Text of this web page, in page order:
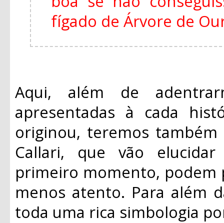
fígado de Árvore de
Aqui, além de
apresentadas à cada
originou, teremos
Callari, que vão
primeiro momento, podem
menos atento. Para além
toda uma rica simbologia